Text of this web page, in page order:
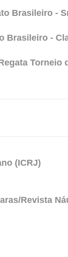
Brasileiro -
Brasileiro -
Torneio
(ICRJ)
Revista